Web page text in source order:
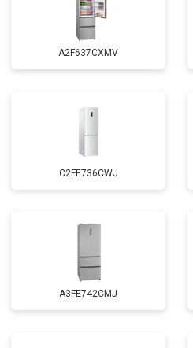
A2F637CXMV
C2FE736CWJ
A3FE742CMJ